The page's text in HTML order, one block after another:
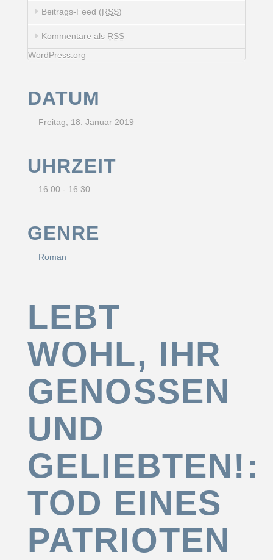
Beitrags-Feed (RSS)
Kommentare als RSS
WordPress.org
DATUM
Freitag, 18. Januar 2019
UHRZEIT
16:00 - 16:30
GENRE
Roman
LEBT
WOHL, IHR
GENOSSEN
UND
GELIEBTEN!:
TOD EINES
PATRIOTEN